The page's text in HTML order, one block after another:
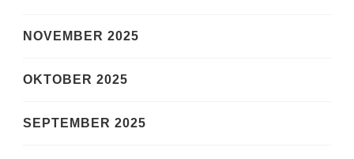
NOVEMBER 2025
OKTOBER 2025
SEPTEMBER 2025